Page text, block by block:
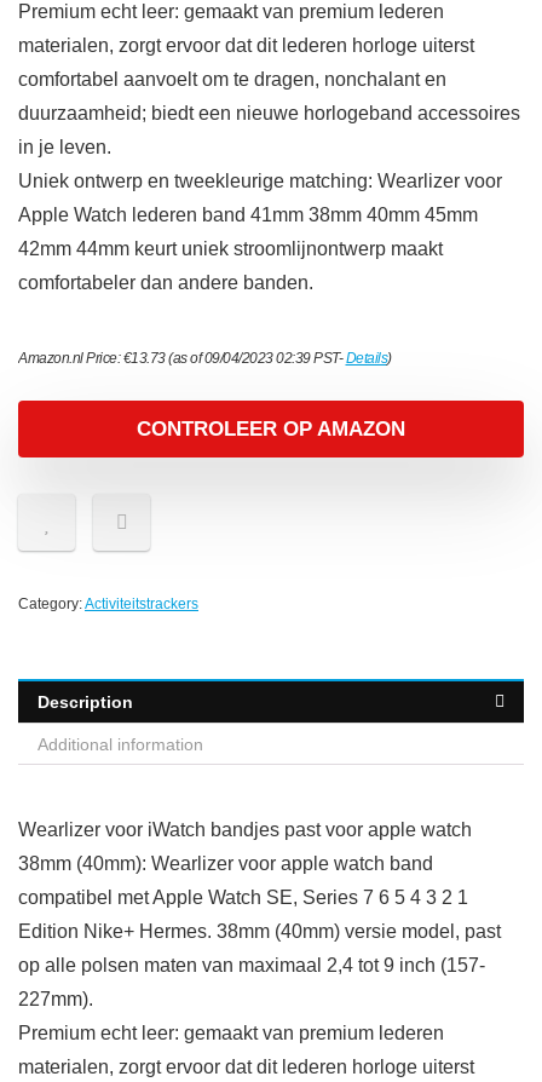
Premium echt leer: gemaakt van premium lederen
materialen, zorgt ervoor dat dit lederen horloge uiterst
comfortabel aanvoelt om te dragen, nonchalant en
duurzaamheid; biedt een nieuwe horlogeband accessoires
in je leven.
Uniek ontwerp en tweekleurige matching: Wearlizer voor
Apple Watch lederen band 41mm 38mm 40mm 45mm
42mm 44mm keurt uniek stroomlijnontwerp maakt
comfortabeler dan andere banden.
Amazon.nl Price:€13.73(as of 09/04/2023 02:39 PST-Details)
CONTROLEER OP AMAZON
Category:Activiteitstrackers
Description
Additional information
Wearlizer voor iWatch bandjes past voor apple watch
38mm (40mm): Wearlizer voor apple watch band
compatibel met Apple Watch SE, Series 7 6 5 4 3 2 1
Edition Nike+ Hermes. 38mm (40mm) versie model, past
op alle polsen maten van maximaal 2,4 tot 9 inch (157-
227mm).
Premium echt leer: gemaakt van premium lederen
materialen, zorgt ervoor dat dit lederen horloge uiterst